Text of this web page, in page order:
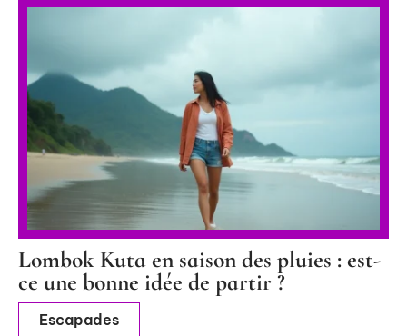
Lombok Kuta en saison des pluies : est-
ce une bonne idée de partir ?
Escapades